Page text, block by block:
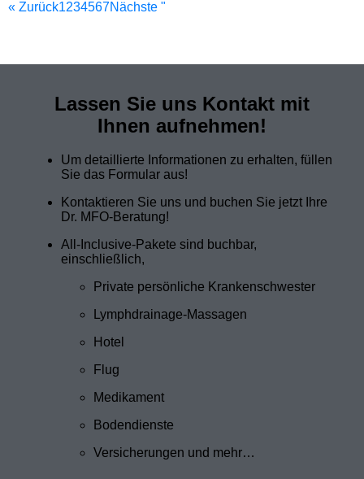
« Zurück1234567Nächste "
Lassen Sie uns Kontakt mit
Ihnen aufnehmen!
Um detaillierte Informationen zu erhalten, füllen
Sie das Formular aus!
Kontaktieren Sie uns und buchen Sie jetzt Ihre
Dr. MFO-Beratung!
All-Inclusive-Pakete sind buchbar,
einschließlich,
Private persönliche Krankenschwester
Lymphdrainage-Massagen
Hotel
Flug
Medikament
Bodendienste
Versicherungen und mehr…